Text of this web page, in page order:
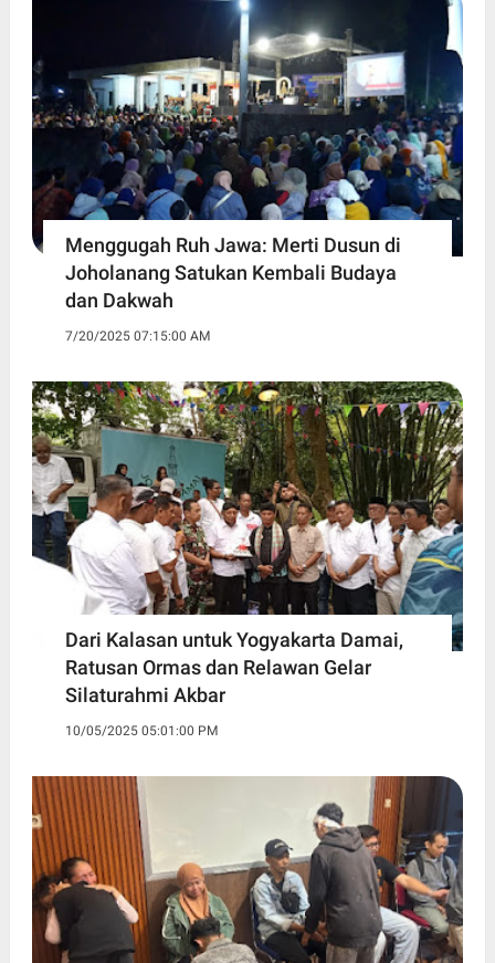
Menggugah Ruh Jawa: Merti Dusun di
Joholanang Satukan Kembali Budaya
dan Dakwah
7/20/2025 07:15:00 AM
Dari Kalasan untuk Yogyakarta Damai,
Ratusan Ormas dan Relawan Gelar
Silaturahmi Akbar
10/05/2025 05:01:00 PM